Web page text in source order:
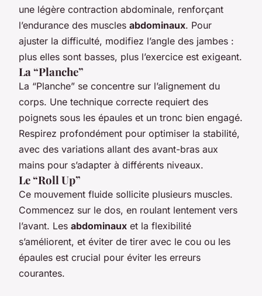
une légère contraction abdominale, renforçant
l’endurance des muscles abdominaux. Pour
ajuster la difficulté, modifiez l’angle des jambes :
plus elles sont basses, plus l’exercice est exigeant.
La “Planche”
La “Planche” se concentre sur l’alignement du
corps. Une technique correcte requiert des
poignets sous les épaules et un tronc bien engagé.
Respirez profondément pour optimiser la stabilité,
avec des variations allant des avant-bras aux
mains pour s’adapter à différents niveaux.
Le “Roll Up”
Ce mouvement fluide sollicite plusieurs muscles.
Commencez sur le dos, en roulant lentement vers
l’avant. Les abdominaux et la flexibilité
s’améliorent, et éviter de tirer avec le cou ou les
épaules est crucial pour éviter les erreurs
courantes.